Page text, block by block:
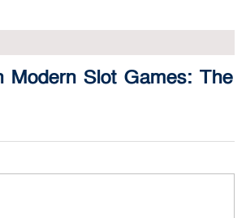
Modern Slot Games: The